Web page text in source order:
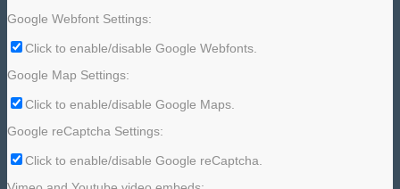
Google Webfont Settings:
Click to enable/disable Google Webfonts.
Google Map Settings:
Click to enable/disable Google Maps.
Google reCaptcha Settings:
Click to enable/disable Google reCaptcha.